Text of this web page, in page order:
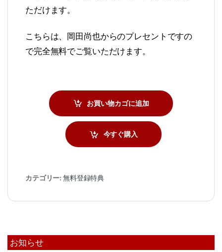
ただけます。
こちらは、岡田尚也からのプレセントですの
で完全無料でご覧いただけます。
お買い物カゴに追加
今すぐ購入
カテゴリー:無料登録特典
お知らせ